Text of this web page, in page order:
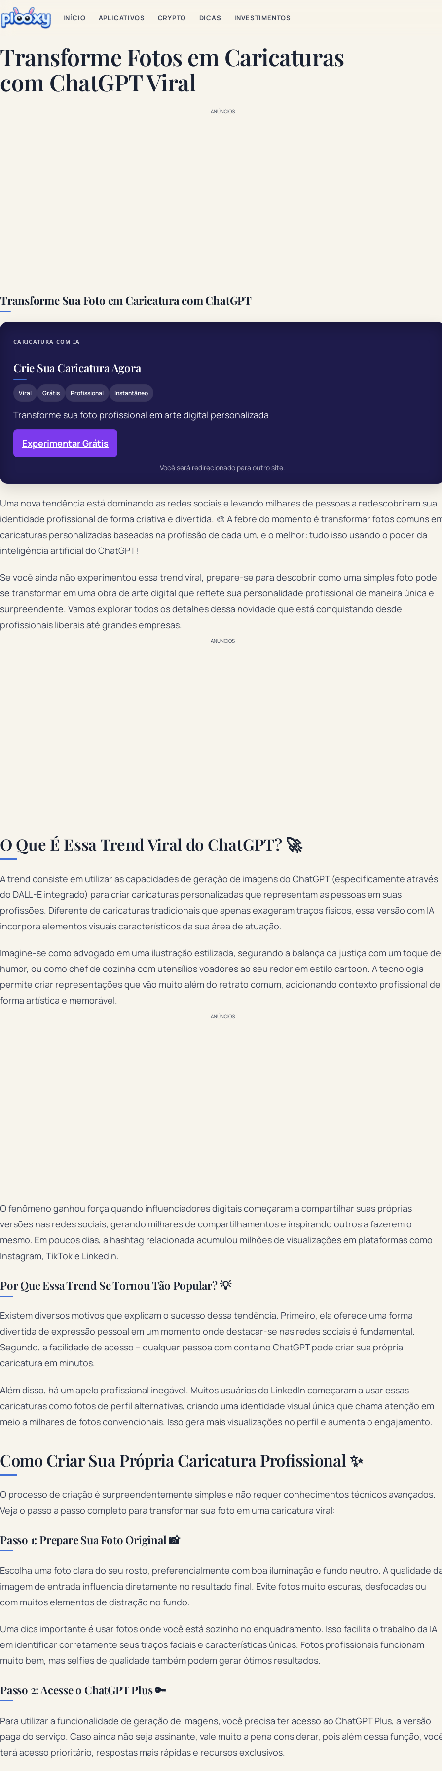
INÍCIO APLICATIVOS CRYPTO DICAS INVESTIMENTOS
Transforme Fotos em Caricaturas
com ChatGPT Viral
ANÚNCIOS
Transforme Sua Foto em Caricatura com ChatGPT
CARICATURA COM IA
Crie Sua Caricatura Agora
Viral Grátis Profissional Instantâneo
Transforme sua foto profissional em arte digital personalizada
Experimentar Grátis
Você será redirecionado para outro site.
Uma nova tendência está dominando as redes sociais e levando milhares de pessoas a redescobrirem sua
identidade profissional de forma criativa e divertida. 🎨 A febre do momento é transformar fotos comuns
caricaturas personalizadas baseadas na profissão de cada um, e o melhor: tudo isso usando o poder da
inteligência artificial do ChatGPT!
Se você ainda não experimentou essa trend viral, prepare-se para descobrir como uma simples foto pode
se transformar em uma obra de arte digital que reflete sua personalidade profissional de maneira única e
surpreendente. Vamos explorar todos os detalhes dessa novidade que está conquistando desde
profissionais liberais até grandes empresas.
ANÚNCIOS
O Que É Essa Trend Viral do ChatGPT? 🚀
A trend consiste em utilizar as capacidades de geração de imagens do ChatGPT (especificamente através
do DALL-E integrado) para criar caricaturas personalizadas que representam as pessoas em suas
profissões. Diferente de caricaturas tradicionais que apenas exageram traços físicos, essa versão com IA
incorpora elementos visuais característicos da sua área de atuação.
Imagine-se como advogado em uma ilustração estilizada, segurando a balança da justiça com um toque de
humor, ou como chef de cozinha com utensílios voadores ao seu redor em estilo cartoon. A tecnologia
permite criar representações que vão muito além do retrato comum, adicionando contexto profissional de
forma artística e memorável.
ANÚNCIOS
O fenômeno ganhou força quando influenciadores digitais começaram a compartilhar suas próprias
versões nas redes sociais, gerando milhares de compartilhamentos e inspirando outros a fazerem o
mesmo. Em poucos dias, a hashtag relacionada acumulou milhões de visualizações em plataformas como
Instagram, TikTok e LinkedIn.
Por Que Essa Trend Se Tornou Tão Popular? 💡
Existem diversos motivos que explicam o sucesso dessa tendência. Primeiro, ela oferece uma forma
divertida de expressão pessoal em um momento onde destacar-se nas redes sociais é fundamental.
Segundo, a facilidade de acesso – qualquer pessoa com conta no ChatGPT pode criar sua própria
caricatura em minutos.
Além disso, há um apelo profissional inegável. Muitos usuários do LinkedIn começaram a usar essas
caricaturas como fotos de perfil alternativas, criando uma identidade visual única que chama atenção em
meio a milhares de fotos convencionais. Isso gera mais visualizações no perfil e aumenta o engajamento.
Como Criar Sua Própria Caricatura Profissional ✨
O processo de criação é surpreendentemente simples e não requer conhecimentos técnicos avançados.
Veja o passo a passo completo para transformar sua foto em uma caricatura viral:
Passo 1: Prepare Sua Foto Original 📸
Escolha uma foto clara do seu rosto, preferencialmente com boa iluminação e fundo neutro. A qualidade
imagem de entrada influencia diretamente no resultado final. Evite fotos muito escuras, desfocadas ou
com muitos elementos de distração no fundo.
Uma dica importante é usar fotos onde você está sozinho no enquadramento. Isso facilita o trabalho da IA
em identificar corretamente seus traços faciais e características únicas. Fotos profissionais funcionam
muito bem, mas selfies de qualidade também podem gerar ótimos resultados.
Passo 2: Acesse o ChatGPT Plus 🔑
Para utilizar a funcionalidade de geração de imagens, você precisa ter acesso ao ChatGPT Plus, a versão
paga do serviço. Caso ainda não seja assinante, vale muito a pena considerar, pois além dessa função,
terá acesso prioritário, respostas mais rápidas e recursos exclusivos.